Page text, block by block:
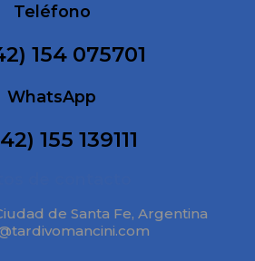
Teléfono
154 075701
WhatsApp
155 139111
de Santa Fe, Argentina